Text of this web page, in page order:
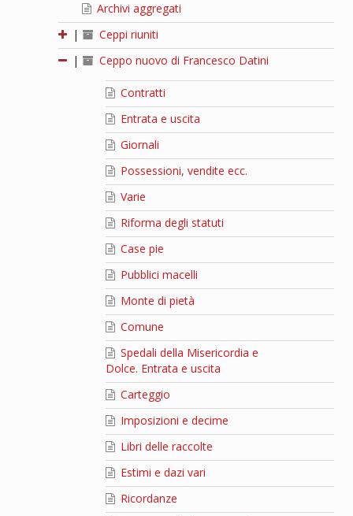
Archivi aggregati
|
Ceppi riuniti
|
Ceppo nuovo di Francesco Datini
Contratti
Entrata e uscita
Giornali
Possessioni, vendite ecc.
Varie
Riforma degli statuti
Case pie
Pubblici macelli
Monte di pietà
Comune
Spedali della Misericordia e
Dolce. Entrata e uscita
Carteggio
Imposizioni e decime
Libri delle raccolte
Estimi e dazi vari
Ricordanze